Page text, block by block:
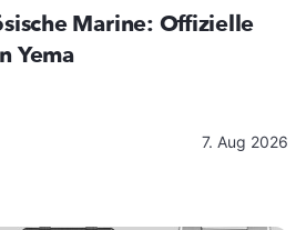
Marine: Offizielle
Yema
7. Aug 2026